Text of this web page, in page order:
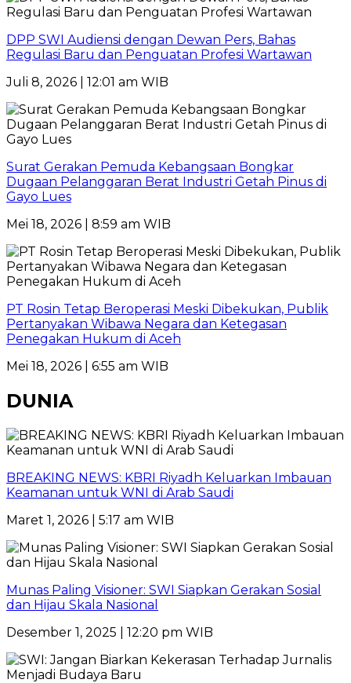
DPP SWI Audiensi dengan Dewan Pers, Bahas
Regulasi Baru dan Penguatan Profesi Wartawan
Juli 8, 2026 | 12:01 am WIB
Surat Gerakan Pemuda Kebangsaan Bongkar
Dugaan Pelanggaran Berat Industri Getah Pinus di
Gayo Lues
Mei 18, 2026 | 8:59 am WIB
PT Rosin Tetap Beroperasi Meski Dibekukan, Publik
Pertanyakan Wibawa Negara dan Ketegasan
Penegakan Hukum di Aceh
Mei 18, 2026 | 6:55 am WIB
DUNIA
BREAKING NEWS: KBRI Riyadh Keluarkan Imbauan
Keamanan untuk WNI di Arab Saudi
Maret 1, 2026 | 5:17 am WIB
Munas Paling Visioner: SWI Siapkan Gerakan Sosial
dan Hijau Skala Nasional
Desember 1, 2025 | 12:20 pm WIB